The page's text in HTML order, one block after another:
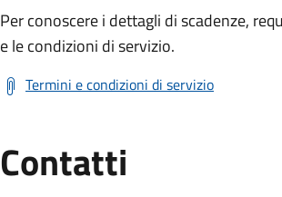
Per conoscere i dettagli di scadenze,
e le condizioni di servizio.
Termini e condizioni di servizio
Contatti